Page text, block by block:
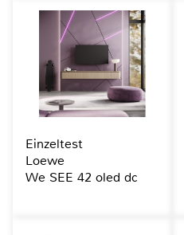
Einzeltest
Loewe
We SEE 42 oled dc